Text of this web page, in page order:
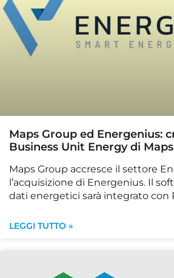
Maps Group ed Energenius:
Business Unit Energy di
Maps Group accresce il settore
l’acquisizione di Energenius. Il
dati energetici sarà integrato con
LEGGI TUTTO »